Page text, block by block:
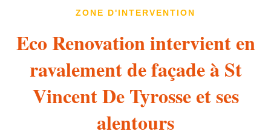
ZONE D'INTERVENTION
Eco Renovation intervient en
ravalement de façade à St
Vincent De Tyrosse et ses
alentours